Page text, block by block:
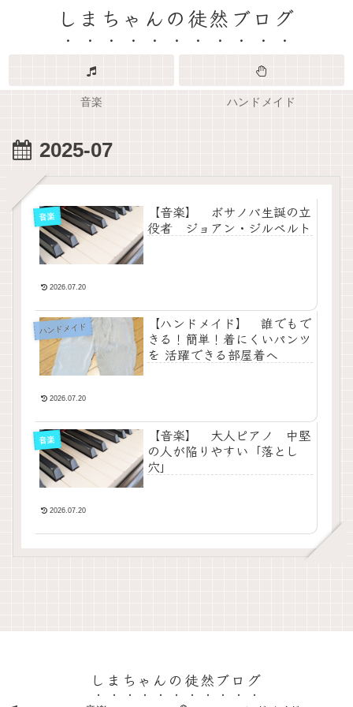
しまちゃんの徒然ブログ
音楽 ハンドメイド
2025-07
音楽
【音楽】 ボサノバ生誕の立
役者 ジョアン・ジルベルト
2026.07.20
ハンドメイド
【ハンドメイド】 誰でもで
きる！簡単！着にくいパンツ
を 活躍できる部屋着へ
2026.07.20
音楽
【音楽】 大人ピアノ 中堅
の人が陥りやすい「落とし
穴」
2026.07.20
しまちゃんの徒然ブログ